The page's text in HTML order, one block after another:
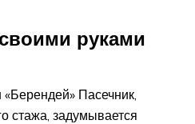
руками
Пасечник,
стажа, задумывается